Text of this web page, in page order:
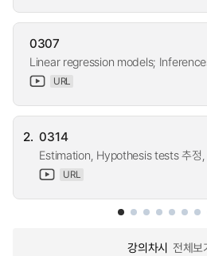
0307
Linear regression models;
URL
2. 0314
Estimation, Hypothesis tests 추정,
URL
강의차시 전체보